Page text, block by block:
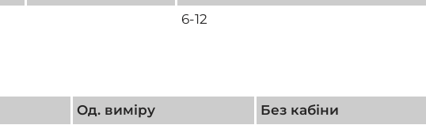
6-12
Од. виміру Без кабіни